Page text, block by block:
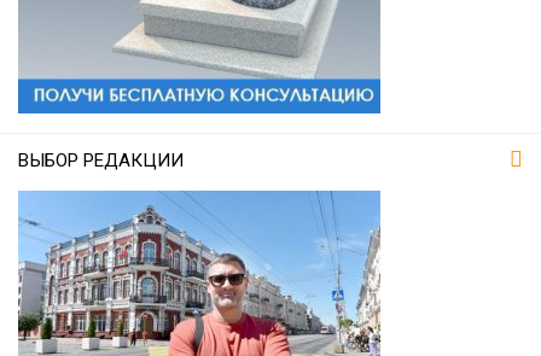
ВЫБОР РЕДАКЦИИ